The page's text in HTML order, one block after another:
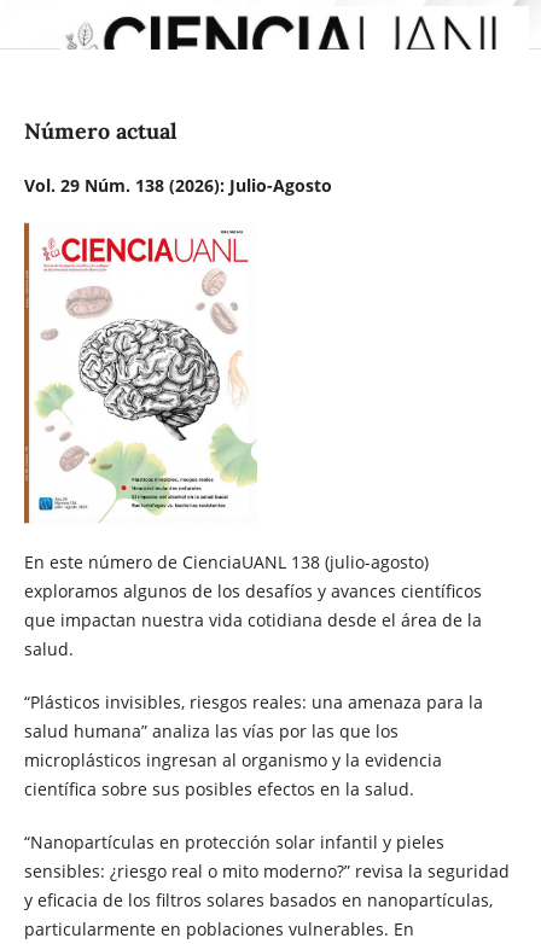
Número actual
Vol. 29 Núm. 138 (2026): Julio-Agosto
En este número de CienciaUANL 138 (julio-agosto)
exploramos algunos de los desafíos y avances científicos
que impactan nuestra vida cotidiana desde el área de la
salud.
“Plásticos invisibles, riesgos reales: una amenaza para la
salud humana” analiza las vías por las que los
microplásticos ingresan al organismo y la evidencia
científica sobre sus posibles efectos en la salud.
“Nanopartículas en protección solar infantil y pieles
sensibles: ¿riesgo real o mito moderno?” revisa la seguridad
y eficacia de los filtros solares basados en nanopartículas,
particularmente en poblaciones vulnerables. En